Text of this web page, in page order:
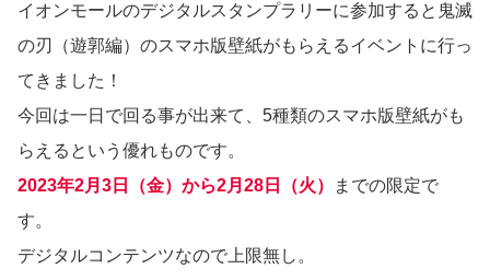
イオンモールのデジタルスタンプラリーに参加すると鬼滅
の刃（遊郭編）のスマホ版壁紙がもらえるイベントに行っ
てきました！
今回は一日で回る事が出来て、5種類のスマホ版壁紙がも
らえるという優れものです。
2023年2月3日（金）から2月28日（火）
までの限定で
す。
デジタルコンテンツなので上限無し。